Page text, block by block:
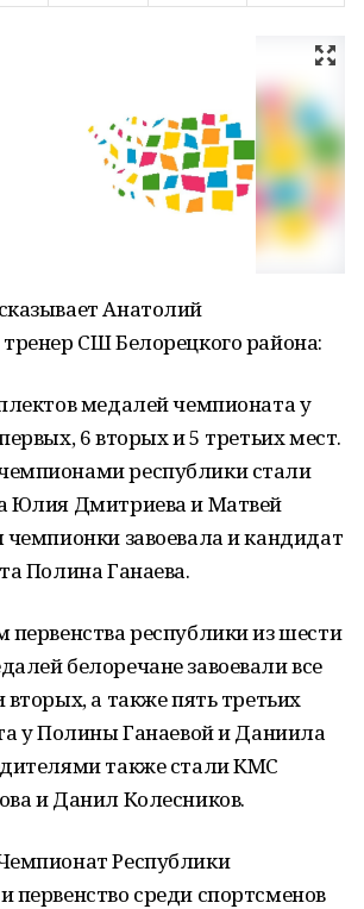
Анатолий
СШ Белорецкого района:
медалей чемпионата у
6 вторых и 5 третьих мест.
республики стали
Юлия Дмитриева и Матвей
чемпионки завоевала и кандидат
Полина Ганаева.
первенства республики из шести
белоречане завоевали все
а также пять третьих
у Полины Ганаевой и Даниила
также стали КМС
и Данил Колесников.
Республики
первенство среди спортсменов